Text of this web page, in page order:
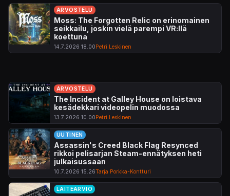
ARVOSTELU
Moss: The Forgotten Relic on erinomainen
seikkailu, joskin vielä parempi VR:llä
koettuna
14.7.2026 18.00 Petri Leskinen
ARVOSTELU
The Incident at Galley House on loistava
kesädekkari videopelin muodossa
13.7.2026 10.00 Petri Leskinen
UUTINEN
Assassin's Creed Black Flag Resynced
rikkoi pelisarjan Steam-ennätyksen heti
julkaisussaan
10.7.2026 15.26Tarja Porkka-Kontturi
LAITEARVIO